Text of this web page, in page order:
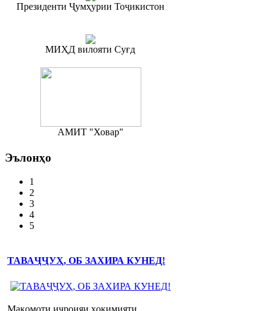
Президенти Ҷумҳурии Тоҷикистон
МИҲД вилояти Суғд
АМИТ "Ховар"
Эълонҳо
1
2
3
4
5
ТАВАҶҶУҲ, ОБ ЗАХИРА КУНЕД!